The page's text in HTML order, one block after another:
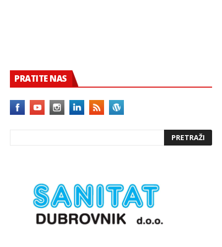
PRATITE NAS